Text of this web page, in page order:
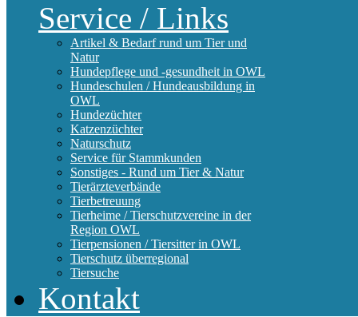
Service / Links
Artikel & Bedarf rund um Tier und
Natur
Hundepflege und -gesundheit in OWL
Hundeschulen / Hundeausbildung in
OWL
Hundezüchter
Katzenzüchter
Naturschutz
Service für Stammkunden
Sonstiges - Rund um Tier & Natur
Tierärzteverbände
Tierbetreuung
Tierheime / Tierschutzvereine in der
Region OWL
Tierpensionen / Tiersitter in OWL
Tierschutz überregional
Tiersuche
Kontakt